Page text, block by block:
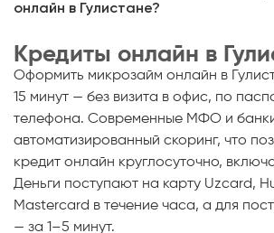
Кредит под залог
Кредит под залог авто
Кредит под залог недвижимости
Кредит под залог спецтехники
Кредит онлайн
Кредит для предпринимателей
Жизненный цикл вашего кредита
Полезные статьи
Кредитный калькулятор
онлайн в Гулистане?
Кредиты онлайн в
Оформить микрозайм онлайн в
15 минут — без визита в офис, по
телефона. Современные МФО и
автоматизированный скоринг, что
кредит онлайн круглосуточно,
Деньги поступают на карту Uzcard,
Mastercard в течение часа, а для
— за 1–5 минут.